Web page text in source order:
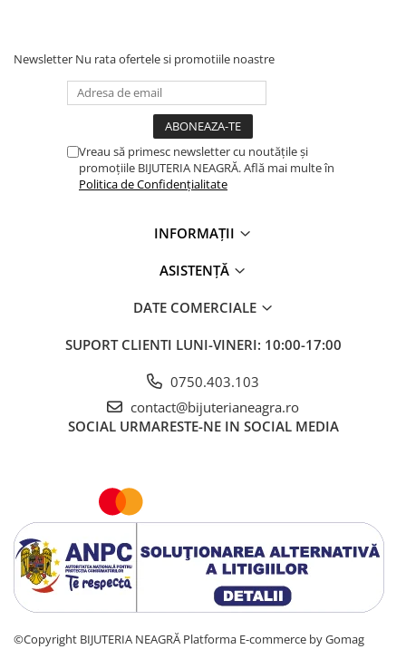
Newsletter Nu rata ofertele si promotiile noastre
Vreau să primesc newsletter cu noutățile și
promoțiile BIJUTERIA NEAGRĂ. Află mai multe în
Politica de Confidențialitate
INFORMAȚII
ASISTENȚĂ
DATE COMERCIALE
SUPORT CLIENTI LUNI-VINERI: 10:00-17:00
0750.403.103
contact@bijuterianeagra.ro
SOCIAL URMARESTE-NE IN SOCIAL MEDIA
©Copyright BIJUTERIA NEAGRĂ Platforma E-commerce by Gomag